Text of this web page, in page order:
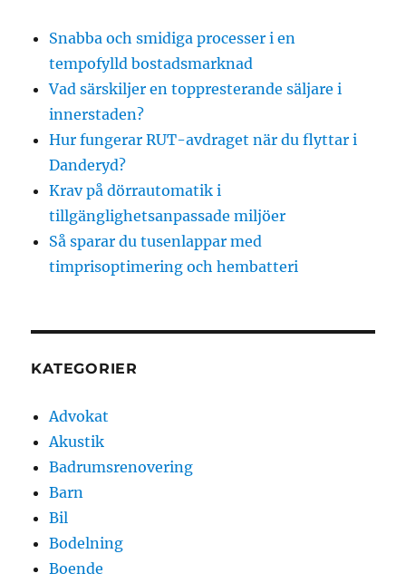
Snabba och smidiga processer i en
tempofylld bostadsmarknad
Vad särskiljer en toppresterande säljare i
innerstaden?
Hur fungerar RUT-avdraget när du flyttar i
Danderyd?
Krav på dörrautomatik i
tillgänglighetsanpassade miljöer
Så sparar du tusenlappar med
timprisoptimering och hembatteri
KATEGORIER
Advokat
Akustik
Badrumsrenovering
Barn
Bil
Bodelning
Boende